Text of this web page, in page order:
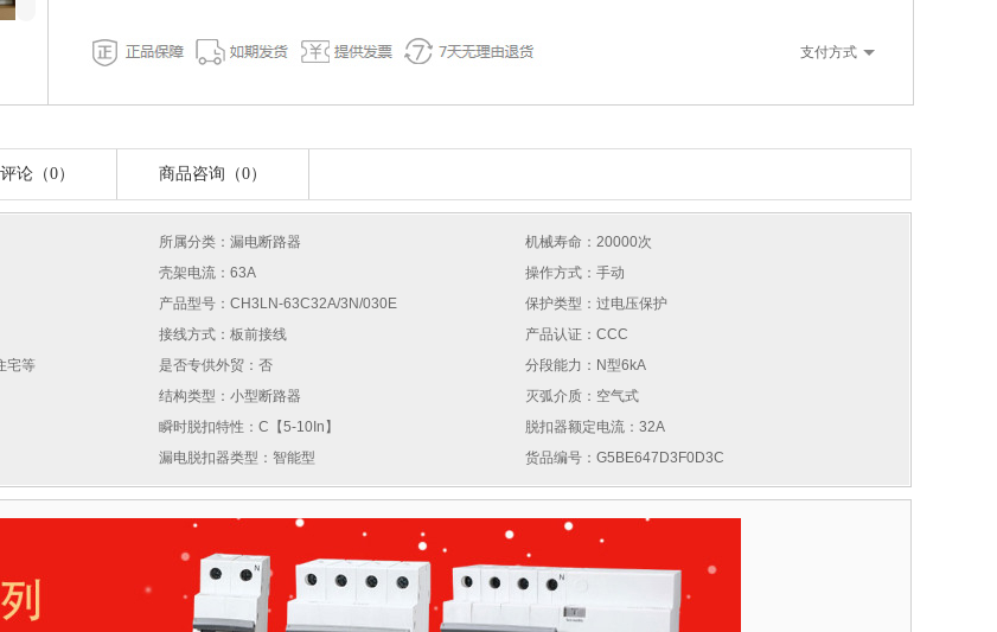
支付方式
论（0） 商品咨询（0）
所属分类：漏电断路器
机械寿命：20000次
壳架电流：63A
操作方式：手动
产品型号：CH3LN-63C32A/3N/030E
保护类型：过电压保护
接线方式：板前接线
产品认证：CCC
宅等
是否专供外贸：否
分段能力：N型6kA
结构类型：小型断路器
灭弧介质：空气式
瞬时脱扣特性：C【5-10In】
脱扣器额定电流：32A
漏电脱扣器类型：智能型 货品编号：G5BE647D3F0D3C